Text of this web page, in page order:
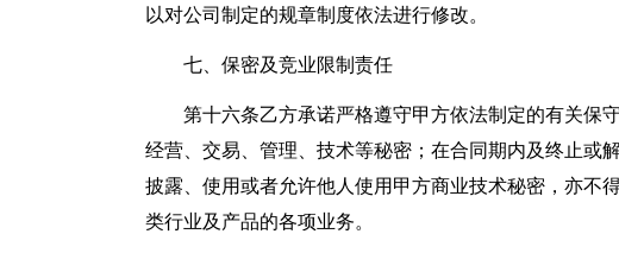
以对公司制定的规章制度依法进行修改。
七、保密及竞业限制责任
第十六条乙方承诺严格遵守甲方依法制定的有关保
经营、交易、管理、技术等秘密；在合同期内及终止或
披露、使用或者允许他人使用甲方商业技术秘密，亦不
类行业及产品的各项业务。